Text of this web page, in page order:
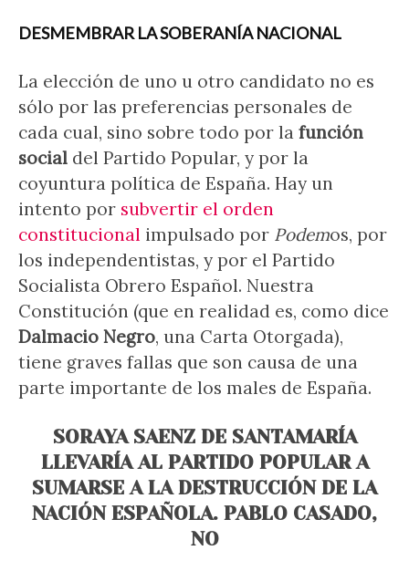
DESMEMBRAR LA SOBERANÍA NACIONAL
La elección de uno u otro candidato no es
sólo por las preferencias personales de
cada cual, sino sobre todo por la función
social del Partido Popular, y por la
coyuntura política de España. Hay un
intento por subvertir el orden
constitucional impulsado por Podemos, por
los independentistas, y por el Partido
Socialista Obrero Español. Nuestra
Constitución (que en realidad es, como dice
Dalmacio Negro, una Carta Otorgada),
tiene graves fallas que son causa de una
parte importante de los males de España.
SORAYA SAENZ DE SANTAMARÍA
LLEVARÍA AL PARTIDO POPULAR A
SUMARSE A LA DESTRUCCIÓN DE LA
NACIÓN ESPAÑOLA. PABLO CASADO,
NO